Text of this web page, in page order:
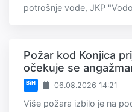
potrošnje vode, JKP
Požar kod Konjica
očekuje se
BiH 06.08.2026 14:21
Više požara izbilo je na